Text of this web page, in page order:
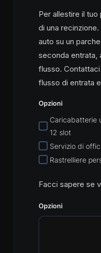
Per allestire il
di una
auto su un
seconda entrata,
flusso.
flusso di entrata
Opzioni
Caricabatterie
12 slot
Servizio di
Rastrelliere
Facci sapere se
Opzioni